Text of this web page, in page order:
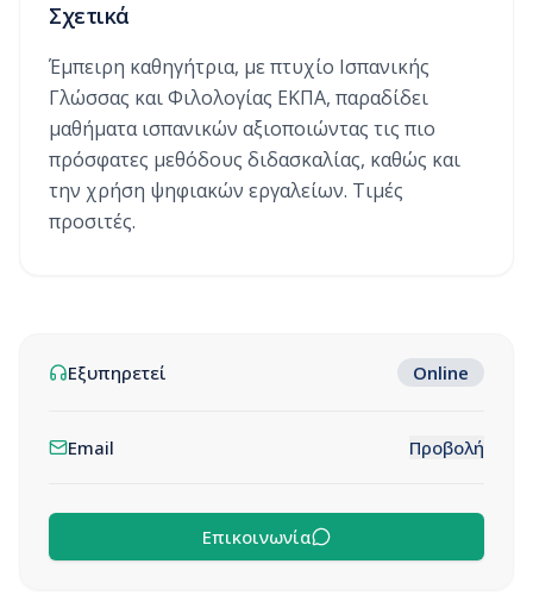
Σχετικά
Έμπειρη καθηγήτρια, με πτυχίο Ισπανικής
Γλώσσας και Φιλολογίας ΕΚΠΑ, παραδίδει
μαθήματα ισπανικών αξιοποιώντας τις πιο
πρόσφατες μεθόδους διδασκαλίας, καθώς και
την χρήση ψηφιακών εργαλείων. Τιμές
προσιτές.
Εξυπηρετεί Online
Email Προβολή
Επικοινωνία